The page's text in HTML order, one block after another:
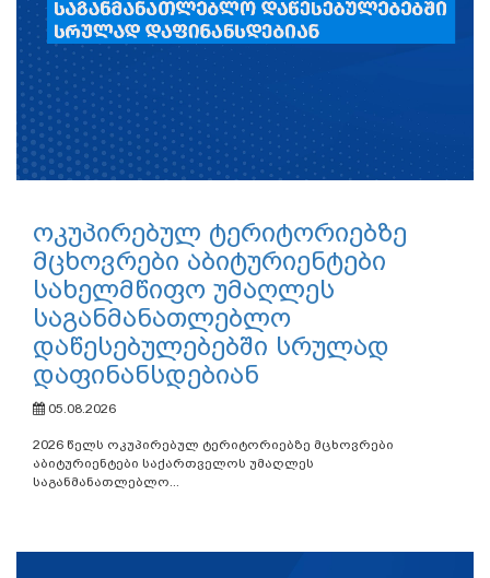
ოკუპირებულ ტერიტორიებზე
მცხოვრები აბიტურიენტები
სახელმწიფო უმაღლეს
საგანმანათლებლო
დაწესებულებებში სრულად
დაფინანსდებიან
05.08.2026
2026 წელს ოკუპირებულ ტერიტორიებზე მცხოვრები
აბიტურიენტები საქართველოს უმაღლეს
საგანმანათლებლო...